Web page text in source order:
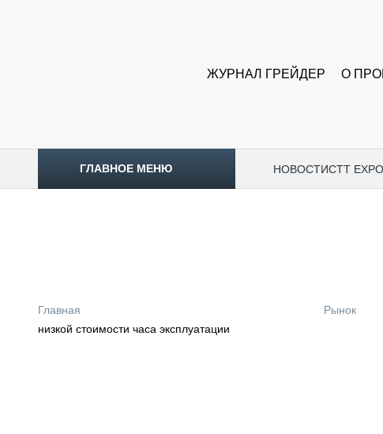
ЖУРНАЛ ГРЕЙДЕР О
ГЛАВНОЕ МЕНЮ НОВОСТИCTT
ОБЗОР РЫНКА
Главная Рынок
низкой стоимости часа эксплуатации